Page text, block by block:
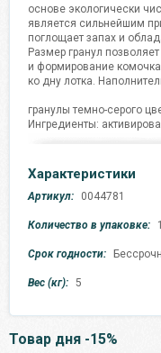
основе экологически
является сильнейшим
поглощает запах и
Размер гранул
и формирование
ко дну лотка.
гранулы темно-серого
Ингредиенты:
Характеристики
Артикул: 0044781
Количество в упаковке: 1
Срок годности:
Вес (кг): 5
Товар дня -15%